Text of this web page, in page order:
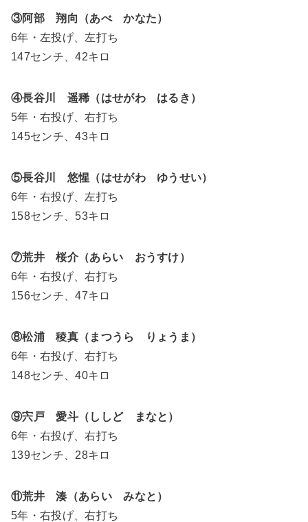
③阿部 翔向（あべ かなた）
6年・左投げ、左打ち
147センチ、42キロ
④長谷川 遥稀（はせがわ はるき）
5年・右投げ、右打ち
145センチ、43キロ
⑤長谷川 悠惺（はせがわ ゆうせい）
6年・右投げ、左打ち
158センチ、53キロ
⑦荒井 桜介（あらい おうすけ）
6年・右投げ、右打ち
156センチ、47キロ
⑧松浦 稜真（まつうら りょうま）
6年・右投げ、右打ち
148センチ、40キロ
⑨宍戸 愛斗（ししど まなと）
6年・右投げ、右打ち
139センチ、28キロ
⑪荒井 湊（あらい みなと）
5年・右投げ、右打ち